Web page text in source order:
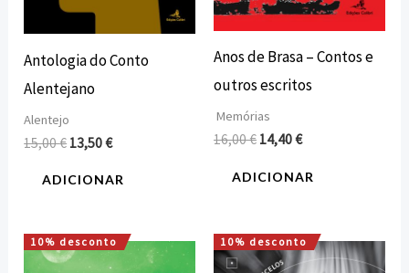
Antologia do Conto
Alentejano
Alentejo
15,00€ 13,50€
ADICIONAR
Anos de Brasa – Contos e
outros escritos
Memórias
16,00€ 14,40€
ADICIONAR
10% desconto
O
preço
O
10% desconto
O
preço
O
preço